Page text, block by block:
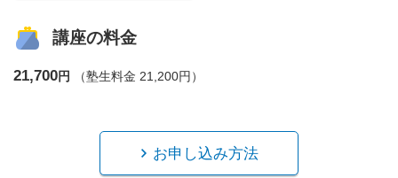
講座の料金
21,700円 （塾生料金 21,200円）
お申し込み方法